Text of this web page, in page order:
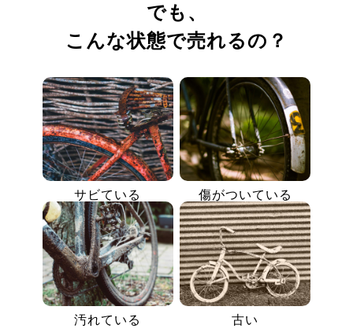
でも、
こんな状態で売れるの？
サビている 傷がついている
汚れている 古い